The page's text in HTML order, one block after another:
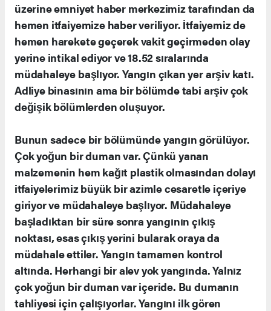
üzerine emniyet haber merkezimiz tarafından da
hemen itfaiyemize haber veriliyor. İtfaiyemiz de
hemen harekete geçerek vakit geçirmeden olay
yerine intikal ediyor ve 18.52 sıralarında
müdahaleye başlıyor. Yangın çıkan yer arşiv katı.
Adliye binasının ama bir bölümde tabi arşiv çok
değişik bölümlerden oluşuyor.
Bunun sadece bir bölümünde yangın görülüyor.
Çok yoğun bir duman var. Çünkü yanan
malzemenin hem kağıt plastik olmasından dolayı
itfaiyelerimiz büyük bir azimle cesaretle içeriye
giriyor ve müdahaleye başlıyor. Müdahaleye
başladıktan bir süre sonra yangının çıkış
noktası, esas çıkış yerini bularak oraya da
müdahale ettiler. Yangın tamamen kontrol
altında. Herhangi bir alev yok yangında. Yalnız
çok yoğun bir duman var içeride. Bu dumanın
tahliyesi için çalışıyorlar. Yangını ilk gören